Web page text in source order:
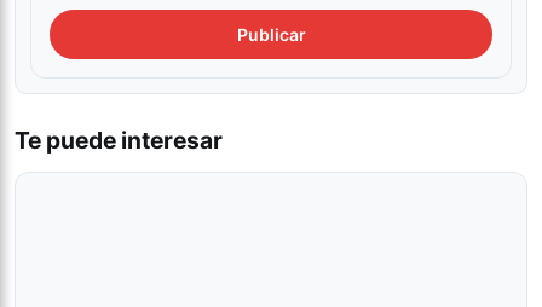
Te puede interesar